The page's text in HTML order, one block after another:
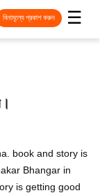
☰
বিনামূল্যে প্রকাশ করুন
book and story is
Bhangar in
is getting good